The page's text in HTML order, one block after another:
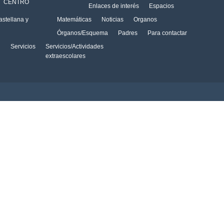
CENTRO
Enlaces de interés
Espacios
y
Matemáticas Noticias
Organos
Órganos/Esquema
Padres
Para contactar
Servicios
Servicios/Actividades
extraescolares